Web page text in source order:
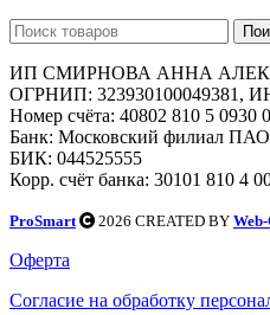
ИП СМИРНОВА АННА
ОГРНИП: 323930100049381,
Номер счёта: 40802 810 5 0930
Банк: Московский филиал
БИК: 044525555
Корр. счёт банка: 30101 810 4
ProSmart 2026 CREATED BY
Оферта
Согласие на обработку